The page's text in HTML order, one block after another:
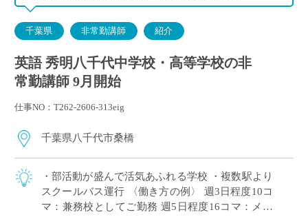
千葉県 非常勤講師 紹介
英語 秀明八千代中学校・高等学校の非
常勤講師 9月開始
仕事NO：T262-2606-313eig
千葉県八千代市桑橋
・部活動が盛んで活気あふれる学校 ・複数駅より
スクールバス運行 〈働き方の例〉 週3日程度10コ
マ：兼務校としてご勤務 週5日程度16コマ：メイ